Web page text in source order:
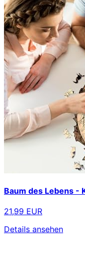
Baum des Lebens -
21,99 EUR
Details ansehen